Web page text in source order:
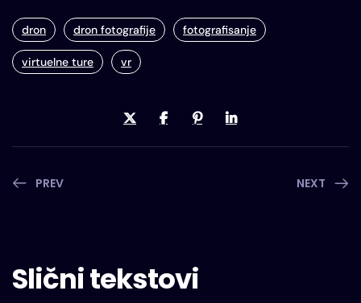
dron dron fotografije fotografisanje
virtuelne ture vr
PREV NEXT
Slični tekstovi